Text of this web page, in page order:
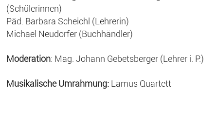
(Schülerinnen)
Päd. Barbara Scheichl (Lehrerin)
Michael Neudorfer (Buchhändler)
Moderation: Mag. Johann Gebetsberger (Lehrer i. P.)
Musikalische Umrahmung: Lamus Quartett